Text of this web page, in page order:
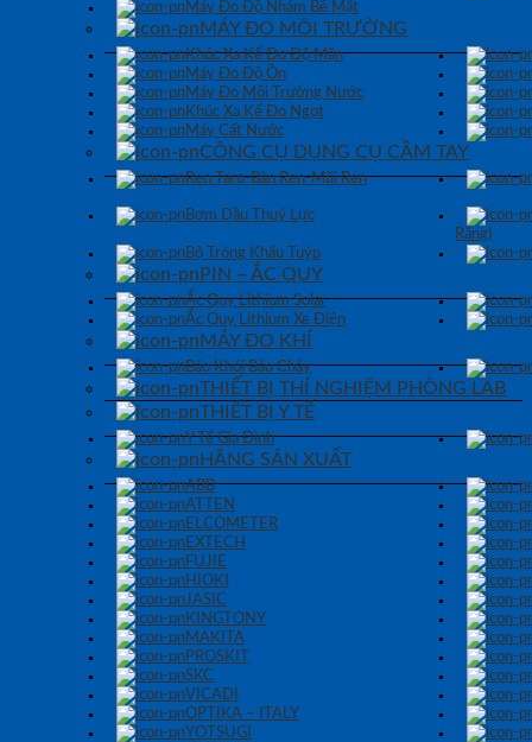
Máy Đo Độ Nhám Bề Mặt
MÁY ĐO MÔI TRƯỜNG
Khúc Xạ Kế Đo Độ Mặn
Máy Đo Độ Ồn
Máy Đo Môi Trường Nước
Khúc Xạ Kế Đo Ngọt
Máy Cất Nước
CÔNG CỤ DỤNG CỤ CẦM TAY
Ren Taro-Bàn Ren-Mũi Ren
Bơm Dầu Thuỷ Lực
Răng)
Bộ Tròng Khẩu Tuýp
PIN – ẮC QUY
Ắc Quy Lithium Solar
Ắc Quy Lithium Xe Điện
MÁY ĐO KHÍ
Báo Khói Báo Cháy
THIẾT BỊ THÍ NGHIỆM PHÒNG LAB
THIẾT BỊ Y TẾ
Y Tế Gia Đình
HÃNG SẢN XUẤT
ABB
ATTEN
ELCOMETER
EXTECH
FUJIE
HIOKI
JASIC
KINGTONY
MAKITA
PROSKIT
SKC
VICADI
OPTIKA – ITALY
YOTSUGI